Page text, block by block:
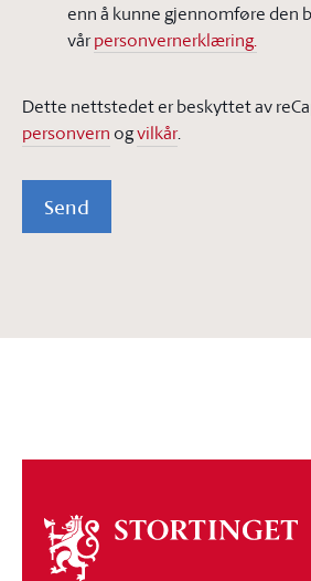
enn å kunne gjennomføre den
vårpersonvernerklæring.
Dette nettstedet er beskyttet av
personvern ogvilkår.
Send
Om
stortinget